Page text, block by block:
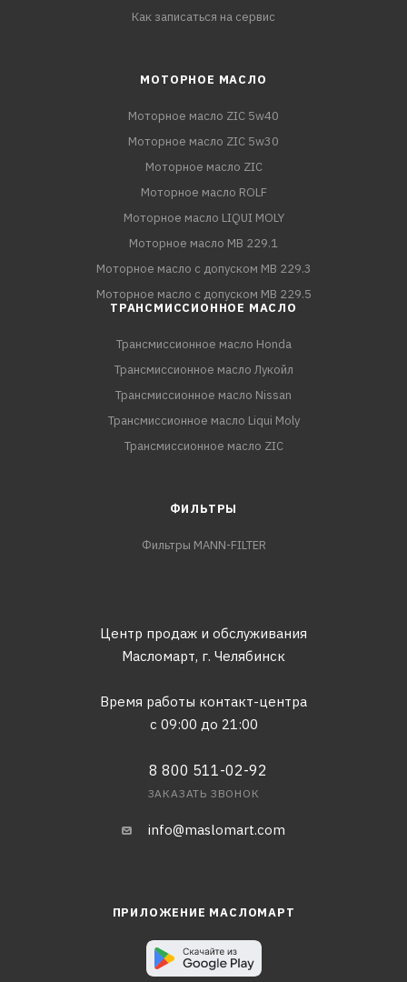
Как записаться на сервис
МОТОРНОЕ МАСЛО
Моторное масло ZIC 5w40
Моторное масло ZIC 5w30
Моторное масло ZIC
Моторное масло ROLF
Моторное масло LIQUI MOLY
Моторное масло MB 229.1
Моторное масло с допуском MB 229.3
Моторное масло с допуском MB 229.5
ТРАНСМИССИОННОЕ МАСЛО
Трансмиссионное масло Honda
Трансмиссионное масло Лукойл
Трансмиссионное масло Nissan
Трансмиссионное масло Liqui Moly
Трансмиссионное масло ZIC
ФИЛЬТРЫ
Фильтры MANN-FILTER
Центр продаж и обслуживания
Масломарт, г. Челябинск
Время работы контакт-центра
с 09:00 до 21:00
8 800 511-02-92
ЗАКАЗАТЬ ЗВОНОК
info@maslomart.com
ПРИЛОЖЕНИЕ МАСЛОМАРТ